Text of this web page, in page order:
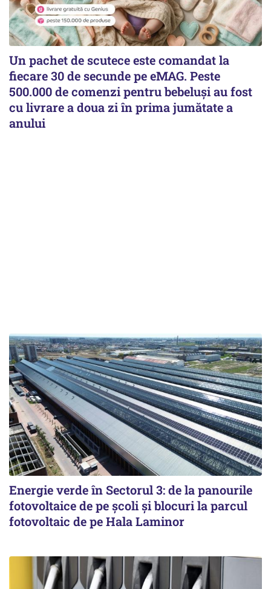
Un pachet de scutece este comandat la
fiecare 30 de secunde pe eMAG. Peste
500.000 de comenzi pentru bebeluși au fost
cu livrare a doua zi în prima jumătate a
anului
Energie verde în Sectorul 3: de la panourile
fotovoltaice de pe școli și blocuri la parcul
fotovoltaic de pe Hala Laminor